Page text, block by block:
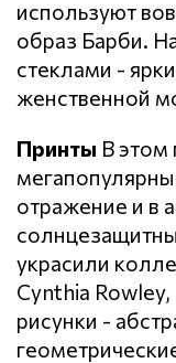
используют
образ Барби.
стеклами -
женственной
Принты В этом
отражение и в
украсили
Cynthia
рисунки -